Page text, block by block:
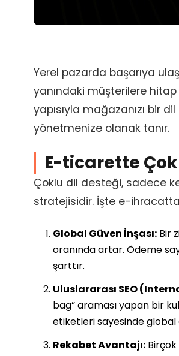
Yerel pazarda başarıya
yanındaki müşterilere hitap
yapısıyla mağazanızı bir
yönetmenize olanak tanır.
E-ticarette
Çoklu dil desteği, sadece
stratejisidir. İşte e-
Global Güven İnşası: Bir
oranında artar. Ödeme
şarttır.
Uluslararası SEO
bag” araması yapan bir
etiketleri sayesinde global
Rekabet Avantajı: